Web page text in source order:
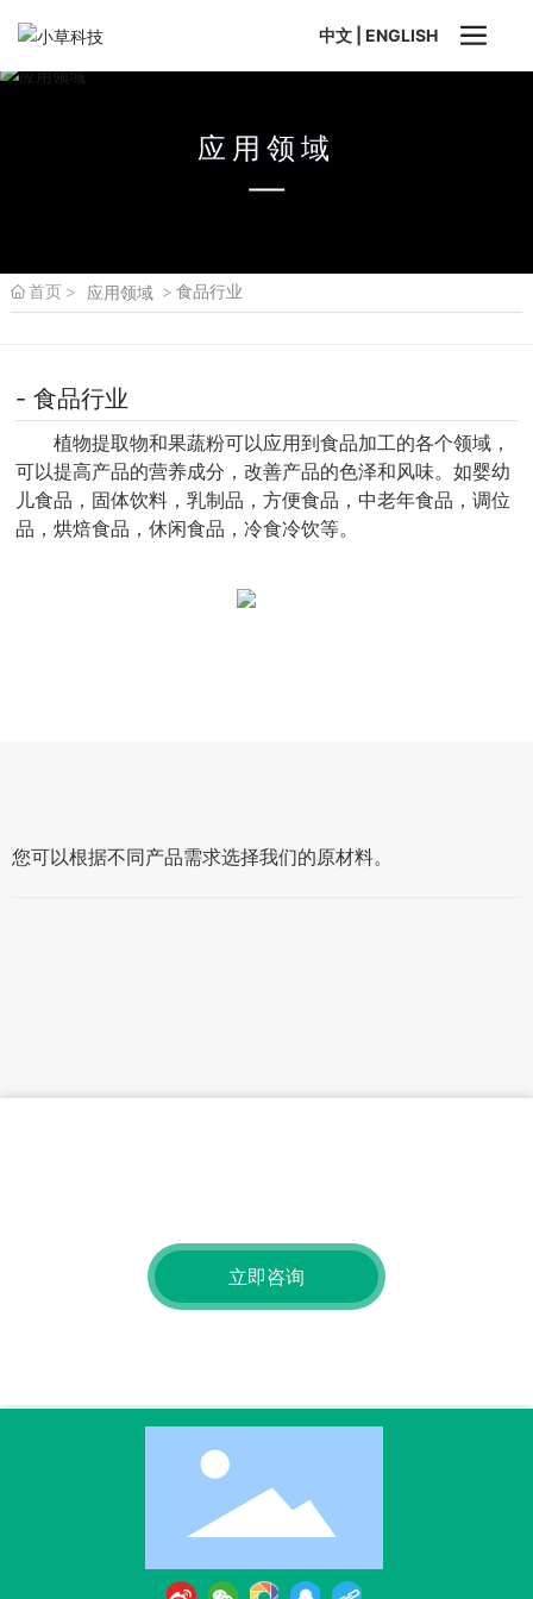
中文 ENGLISH
应用领域
首页 应用领域 食品行业
- 食品行业
植物提取物和果蔬粉可以应用到食品加工的各个领域，
可以提高产品的营养成分，改善产品的色泽和风味。如婴幼
儿食品，固体饮料，乳制品，方便食品，中老年食品，调位
品，烘焙食品，休闲食品，冷食冷饮等。
您可以根据不同产品需求选择我们的原材料。
立即咨询